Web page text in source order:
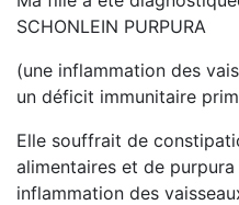
SCHONLEIN PURPURA
(une inflammation des
un déficit immunitaire
Elle souffrait de
alimentaires et de
inflammation des